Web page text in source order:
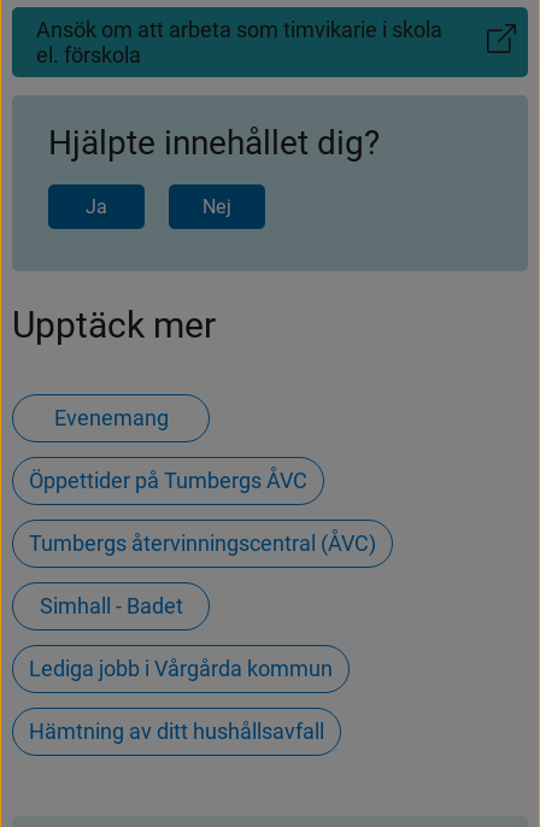
Ansök om att arbeta som timvikarie i skola
el. förskola
(Länk
till
annan
webbplats)
Hjälpte innehållet dig?
Ja Nej
Upptäck mer
Evenemang
Öppettider på Tumbergs ÅVC
Tumbergs återvinningscentral (ÅVC)
Simhall - Badet
Lediga jobb i Vårgårda kommun
Hämtning av ditt hushållsavfall